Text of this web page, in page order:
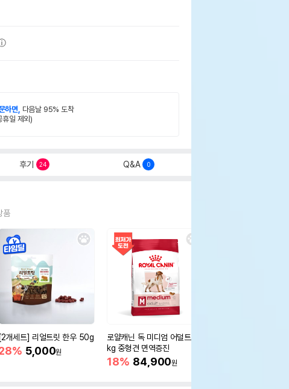
하면, 다음날 95% 도착
휴일 제외)
후기 24 Q&A 0
품
[2개세트] 리얼트릿 한우 50g
5,000원
로얄캐닌 독 미디엄 어덜트 10
kg 중형견 면역증진
18% 84,900원